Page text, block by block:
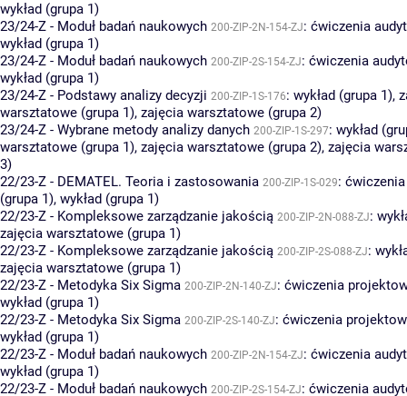
wykład (grupa 1)
23/24-Z - Moduł badań naukowych 200-ZIP-2N-154-ZJ: ćwiczenia
wykład (grupa 1)
23/24-Z - Moduł badań naukowych 200-ZIP-2S-154-ZJ: ćwiczenia
wykład (grupa 1)
23/24-Z - Podstawy analizy decyzji 200-ZIP-1S-176: wykład (grupa 1),
warsztatowe (grupa 1), zajęcia warsztatowe (grupa 2)
23/24-Z - Wybrane metody analizy danych 200-ZIP-1S-297: wykład
warsztatowe (grupa 1), zajęcia warsztatowe (grupa 2), zajęcia
3)
22/23-Z - DEMATEL. Teoria i zastosowania 200-ZIP-1S-029:
(grupa 1), wykład (grupa 1)
22/23-Z - Kompleksowe zarządzanie jakością 200-ZIP-2N-088-ZJ:
zajęcia warsztatowe (grupa 1)
22/23-Z - Kompleksowe zarządzanie jakością 200-ZIP-2S-088-ZJ:
zajęcia warsztatowe (grupa 1)
22/23-Z - Metodyka Six Sigma 200-ZIP-2N-140-ZJ: ćwiczenia
wykład (grupa 1)
22/23-Z - Metodyka Six Sigma 200-ZIP-2S-140-ZJ: ćwiczenia
wykład (grupa 1)
22/23-Z - Moduł badań naukowych 200-ZIP-2N-154-ZJ: ćwiczenia
wykład (grupa 1)
22/23-Z - Moduł badań naukowych 200-ZIP-2S-154-ZJ: ćwiczenia